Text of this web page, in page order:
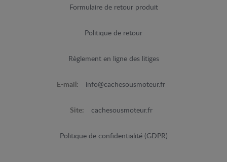
Formulaire de retour produit
Politique de retour
Règlement en ligne des litiges
E-mail: info@cachesousmoteur.fr
Site: cachesousmoteur.fr
Politique de confidentialité (GDPR)